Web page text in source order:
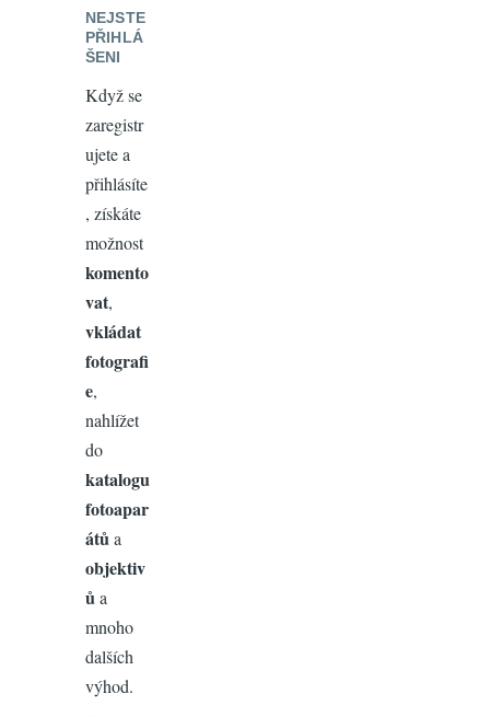
NEJSTE
PŘIHLÁ
ŠENI
Když se
zaregistr
ujete a
přihlásíte
, získáte
možnost
komento
vat,
vkládat
fotografi
e,
nahlížet
do
katalogu
fotoapar
átů a
objektiv
ů a
mnoho
dalších
výhod.